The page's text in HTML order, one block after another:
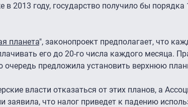
в 2013 году, государство получило бы
планета", законопроект предполагает, что
его до 20-го числа каждого месяца.
предложила установить верхнюю
власти отказаться от этих планов, а
заявила, что налог приведет к падению